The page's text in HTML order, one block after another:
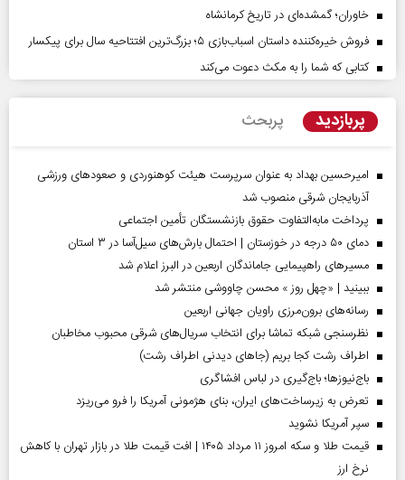
خاوران؛ گمشده‌ای در تاریخ کرمانشاه
فروش خیره‌کننده داستان اسباب‌بازی ۵؛ بزرگ‌ترین افتتاحیه سال برای پیکسار
کتابی که شما را به مکث دعوت می‌کند
پربازدید پربحث
امیرحسین بهداد به عنوان سرپرست هیئت کوهنوردی و صعودهای ورزشی
آذربایجان شرقی منصوب شد
پرداخت مابه‌التفاوت حقوق بازنشستگان تأمین اجتماعی
دمای ۵۰ درجه در خوزستان | احتمال بارش‌های سیل‌آسا در ۳ استان
مسیر‌های راهپیمایی جاماندگان اربعین در البرز اعلام شد
ببینید | «چهل روز » محسن چاووشی منتشر شد
رسانه‌های برون‌مرزی راویان جهانی اربعین
نظرسنجی شبکه تماشا برای انتخاب سریال‌های شرقی محبوب مخاطبان
اطراف رشت کجا بریم (جاهای دیدنی اطراف رشت)
باج‌نیوزها؛ باج‌گیری در لباس افشاگری
تعرض به زیرساخت‌های ایران، بنای هژمونی آمریکا را فرو می‌ریزد
سپر آمریکا نشوید
قیمت طلا و سکه امروز ۱۱ مرداد ۱۴۰۵ | افت قیمت طلا در بازار تهران با کاهش
نرخ ارز